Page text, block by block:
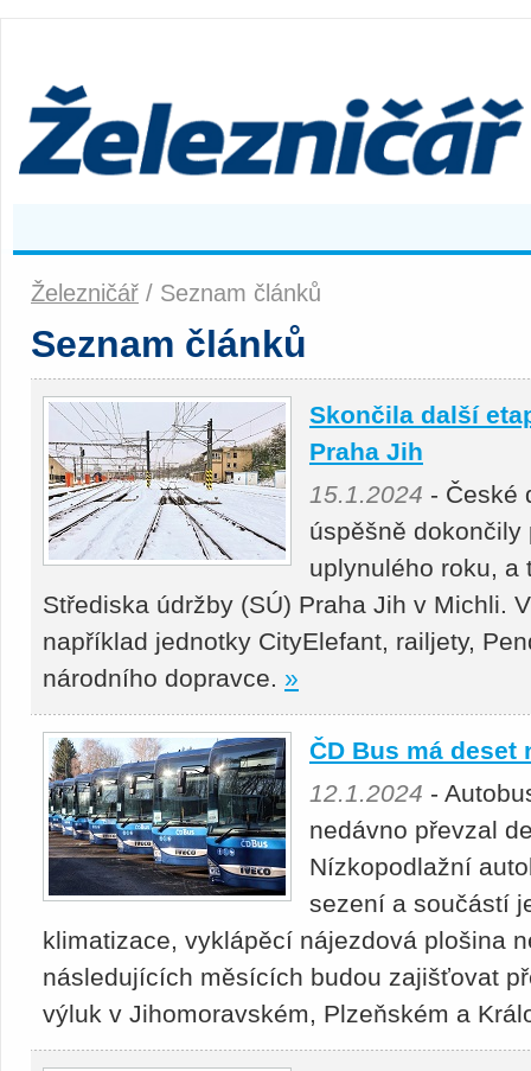
Železničář / Seznam článků
Seznam článků
Skončila další
Praha Jih
15.1.2024 - České
úspěšně
uplynulého roku, a
Střediska údržby (SÚ) Praha Jih v Michli.
například jednotky CityElefant, railjety,
národního dopravce. »
ČD Bus má deset
12.1.2024 -
nedávno převzal
Nízkopodlažní
sezení a součástí
klimatizace, vyklápěcí nájezdová plošina
následujících měsících budou zajišťovat
výluk v Jihomoravském, Plzeňském a